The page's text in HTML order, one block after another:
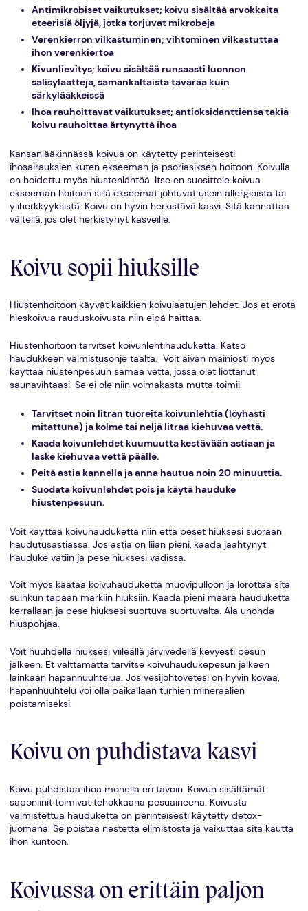
Antimikrobiset vaikutukset; koivu sisältää arvokkaita
eteerisiä öljyjä, jotka torjuvat mikrobeja
Verenkierron vilkastuminen; vihtominen vilkastuttaa
ihon verenkiertoa
Kivunlievitys; koivu sisältää runsaasti luonnon
salisylaatteja, samankaltaista tavaraa kuin
särkylääkkeissä
Ihoa rauhoittavat vaikutukset; antioksidanttiensa takia
koivu rauhoittaa ärtynyttä ihoa
Kansanlääkinnässä koivua on käytetty perinteisesti
ihosairauksien kuten ekseeman ja psoriasiksen hoitoon. Koivulla
on hoidettu myös hiustenlähtöä. Itse en suosittele koivua
ekseeman hoitoon sillä ekseemat johtuvat usein allergioista tai
yliherkkyyksistä. Koivu on hyvin herkistävä kasvi. Sitä kannattaa
vältellä, jos olet herkistynyt kasveille.
Koivu sopii hiuksille
Hiustenhoitoon käyvät kaikkien koivulaatujen lehdet. Jos et erota
hieskoivua rauduskoivusta niin eipä haittaa.
Hiustenhoitoon tarvitset koivunlehtihauduketta. Katso
haudukkeen valmistusohje täältä. Voit aivan mainiosti myös
käyttää hiustenpesuun samaa vettä, jossa olet liottanut
saunavihtaasi. Se ei ole niin voimakasta mutta toimii.
Tarvitset noin litran tuoreita koivunlehtiä (löyhästi
mitattuna) ja kolme tai neljä litraa kiehuvaa vettä.
Kaada koivunlehdet kuumuutta kestävään astiaan ja
laske kiehuvaa vettä päälle.
Peitä astia kannella ja anna hautua noin 20 minuuttia.
Suodata koivunlehdet pois ja käytä hauduke
hiustenpesuun.
Voit käyttää koivuhauduketta niin että peset hiuksesi suoraan
haudutusastiassa. Jos astia on liian pieni, kaada jäähtynyt
hauduke vatiin ja pese hiuksesi vadissa.
Voit myös kaataa koivuhauduketta muovipulloon ja lorottaa sitä
suihkun tapaan märkiin hiuksiin. Kaada pieni määrä hauduketta
kerrallaan ja pese hiuksesi suortuva suortuvalta. Älä unohda
hiuspohjaa.
Voit huuhdella hiuksesi viileällä järvivedellä kevyesti pesun
jälkeen. Et välttämättä tarvitse koivuhaudukepesun jälkeen
lainkaan hapanhuuhtelua. Jos vesijohtovetesi on hyvin kovaa,
hapanhuuhtelu voi olla paikallaan turhien mineraalien
poistamiseksi.
Koivu on puhdistava kasvi
Koivu puhdistaa ihoa monella eri tavoin. Koivun sisältämät
saponiinit toimivat tehokkaana pesuaineena. Koivusta
valmistettua hauduketta on perinteisesti käytetty detox-
juomana. Se poistaa nestettä elimistöstä ja vaikuttaa sitä kautta
ihon kuntoon.
Koivussa on erittäin paljon